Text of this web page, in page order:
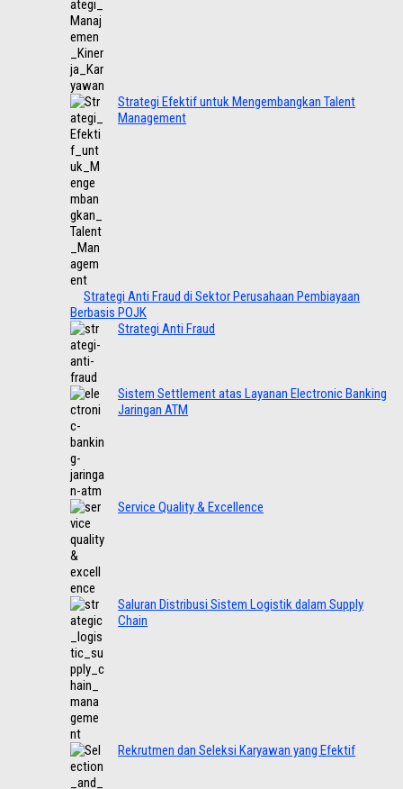
Strategi Efektif untuk Mengembangkan Talent
Management
Strategi Anti Fraud di Sektor Perusahaan Pembiayaan
Berbasis POJK
Strategi Anti Fraud
Sistem Settlement atas Layanan Electronic Banking
Jaringan ATM
Service Quality & Excellence
Saluran Distribusi Sistem Logistik dalam Supply
Chain
Rekrutmen dan Seleksi Karyawan yang Efektif